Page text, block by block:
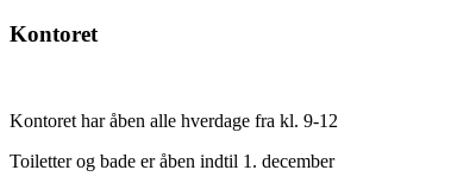
Kontoret
Kontoret har åben alle hverdage fra kl. 9-12
Toiletter og bade er åben indtil 1. december